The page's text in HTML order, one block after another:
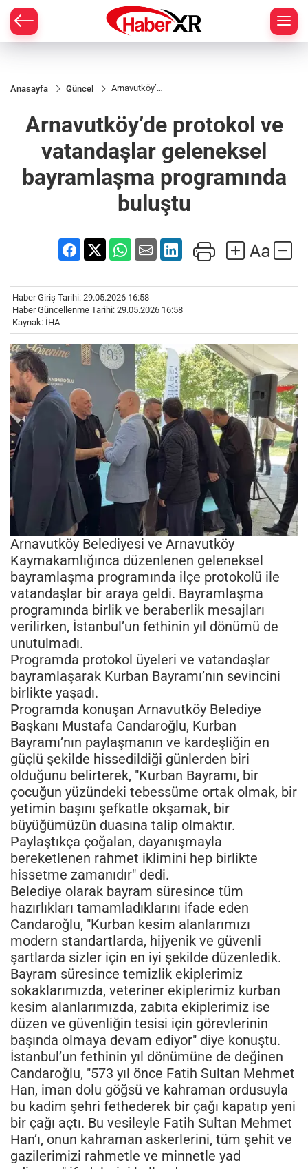
Anasayfa Güncel
Arnavutköy’de
geleneksel
bayramlaşma
programında
buluştu
Arnavutköy’de protokol ve
vatandaşlar geleneksel
bayramlaşma programında
buluştu
Haber Giriş Tarihi: 29.05.2026 16:58
Haber Güncellenme Tarihi: 29.05.2026 16:58
Kaynak: İHA
Arnavutköy Belediyesi ve Arnavutköy
Kaymakamlığınca düzenlenen geleneksel
bayramlaşma programında ilçe protokolü ile
vatandaşlar bir araya geldi. Bayramlaşma
programında birlik ve beraberlik mesajları
verilirken, İstanbul’un fethinin yıl dönümü de
unutulmadı.
Programda protokol üyeleri ve vatandaşlar
bayramlaşarak Kurban Bayramı’nın sevincini
birlikte yaşadı.
Programda konuşan Arnavutköy Belediye
Başkanı Mustafa Candaroğlu, Kurban
Bayramı’nın paylaşmanın ve kardeşliğin en
güçlü şekilde hissedildiği günlerden biri
olduğunu belirterek, "Kurban Bayramı, bir
çocuğun yüzündeki tebessüme ortak olmak, bir
yetimin başını şefkatle okşamak, bir
büyüğümüzün duasına talip olmaktır.
Paylaştıkça çoğalan, dayanışmayla
bereketlenen rahmet iklimini hep birlikte
hissetme zamanıdır" dedi.
Belediye olarak bayram süresince tüm
hazırlıkları tamamladıklarını ifade eden
Candaroğlu, "Kurban kesim alanlarımızı
modern standartlarda, hijyenik ve güvenli
şartlarda sizler için en iyi şekilde düzenledik.
Bayram süresince temizlik ekiplerimiz
sokaklarımızda, veteriner ekiplerimiz kurban
kesim alanlarımızda, zabıta ekiplerimiz ise
düzen ve güvenliğin tesisi için görevlerinin
başında olmaya devam ediyor" diye konuştu.
İstanbul’un fethinin yıl dönümüne de değinen
Candaroğlu, "573 yıl önce Fatih Sultan Mehmet
Han, iman dolu göğsü ve kahraman ordusuyla
bu kadim şehri fethederek bir çağı kapatıp yeni
bir çağı açtı. Bu vesileyle Fatih Sultan Mehmet
Han’ı, onun kahraman askerlerini, tüm şehit ve
gazilerimizi rahmetle ve minnetle yad